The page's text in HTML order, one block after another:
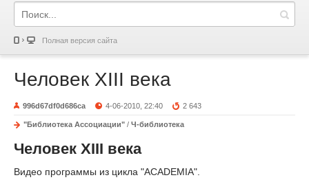
Полная версия сайта
Человек XIII века
996d67df0d686ca 4-06-2010, 22:40 2 643
"Библиотека Ассоциации" / Ч-библиотека
Человек XIII века
Видео программы из цикла "ACADEMIA".